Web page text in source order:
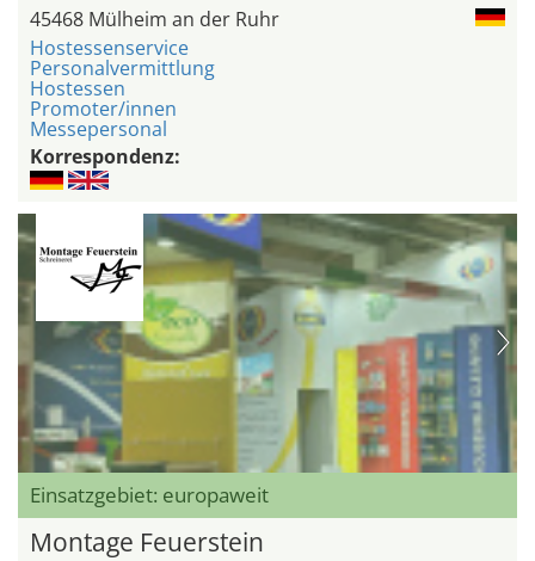
45468 Mülheim an der Ruhr
Hostessenservice
Personalvermittlung
Hostessen
Promoter/innen
Messepersonal
Korrespondenz:
Einsatzgebiet: europaweit
Montage Feuerstein